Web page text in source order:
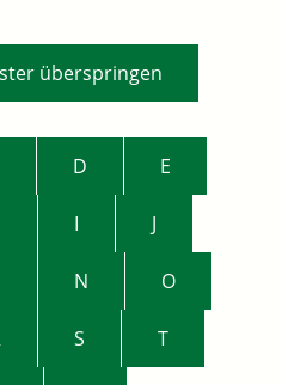
überspringen
D E
I J
N O
S T